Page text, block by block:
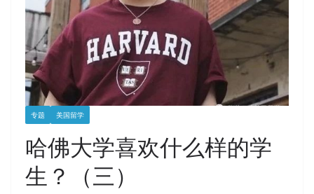
专题 美国留学
哈佛大学喜欢什么样的学
生？（三）